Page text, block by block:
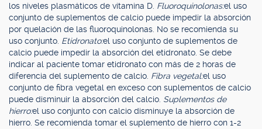
los niveles plasmáticos de vitamina D. Fluoroquinolonas:el uso
conjunto de suplementos de calcio puede impedir la absorción
por quelación de las fluoroquinolonas. No se recomienda su
uso conjunto. Etidronato:el uso conjunto de suplementos de
calcio puede impedir la absorción del etidronato. Se debe
indicar al paciente tomar etidronato con más de 2 horas de
diferencia del suplemento de calcio. Fibra vegetal:el uso
conjunto de fibra vegetal en exceso con suplementos de calcio
puede disminuir la absorción del calcio. Suplementos de
hierro:el uso conjunto con calcio disminuye la absorción de
hierro. Se recomienda tomar el suplemento de hierro con 1-2